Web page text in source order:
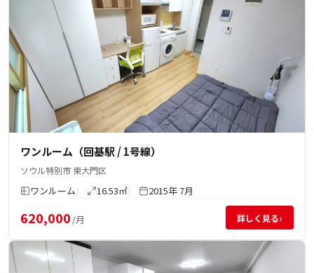
ワンルーム（回基駅 / 1号線）
ソウル特別市 東大門区
ワンルーム 16.53㎡ 2015年 7月
620,000 /月 詳しく見る›